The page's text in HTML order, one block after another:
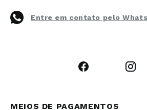
Prazo de Entrega
Entre em contato pelo
MEIOS DE PAGAMENTOS